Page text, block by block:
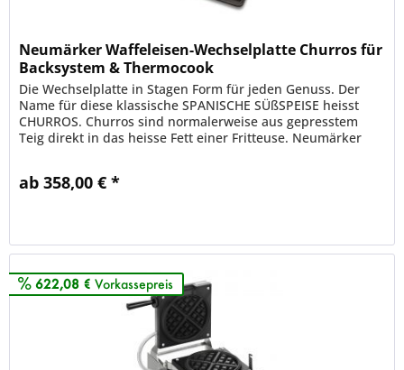
Neumärker Waffeleisen-Wechselplatte Churros für
Backsystem & Thermocook
Die Wechselplatte in Stagen Form für jeden Genuss. Der
Name für diese klassische SPANISCHE SÜßSPEISE heisst
CHURROS. Churros sind normalerweise aus gepresstem
Teig direkt in das heisse Fett einer Fritteuse. Neumärker
ab 358,00 € *
622,08 € Vorkassepreis